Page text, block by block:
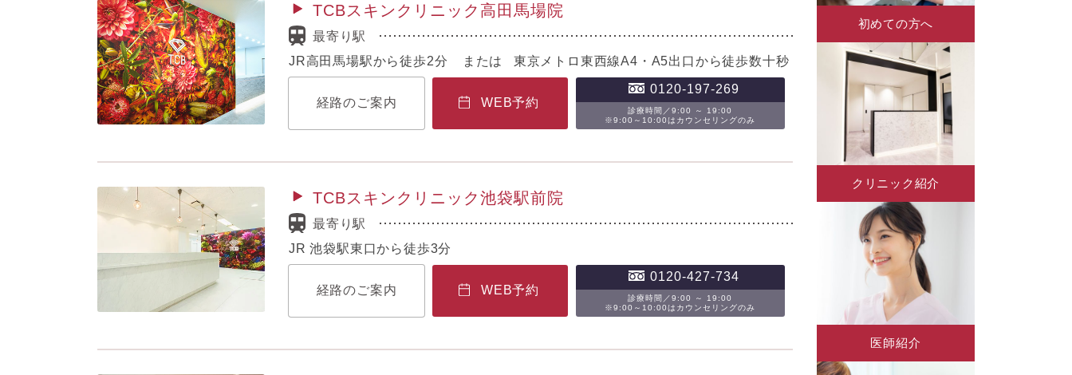
TCBスキンクリニック高田馬場院
最寄り駅
JR高田馬場駅から徒歩2分 または 東京メトロ東西線A4・A5出口から徒歩数十秒
経路のご案内 WEB予約
0120-197-269
診療時間／9:00 ～ 19:00
※9:00～10:00はカウンセリングのみ
TCBスキンクリニック池袋駅前院
最寄り駅
JR 池袋駅東口から徒歩3分
経路のご案内 WEB予約
0120-427-734
診療時間／9:00 ～ 19:00
※9:00～10:00はカウンセリングのみ
初めての方へ
クリニック紹介
医師紹介